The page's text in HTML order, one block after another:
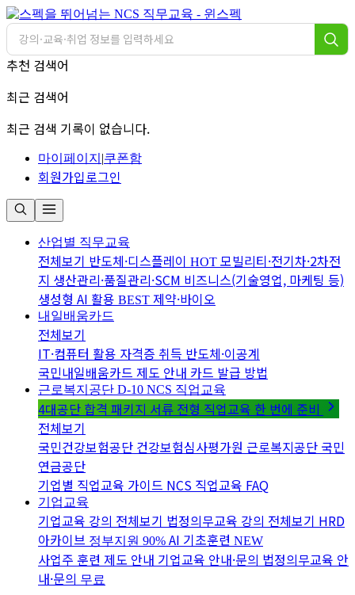
추천 검색어
최근 검색어
최근 검색 기록이 없습니다.
마이페이지 |쿠폰함
회원가입로그인
산업별 직무교육
전체보기 반도체·디스플레이 HOT 모빌리티·전기차·2차전
지 생산관리·품질관리·SCM 비즈니스(기술영업, 마케팅 등)
생성형 AI 활용 BEST 제약·바이오
내일배움카드
전체보기
IT·컴퓨터 활용 자격증 취득 반도체·이공계
국민내일배움카드 제도 안내 카드 발급 방법
근로복지공단 D-10 NCS 직업교육
4대공단 합격 패키지 서류 전형 직업교육 한 번에 준비
전체보기
국민건강보험공단 건강보험심사평가원 근로복지공단 국민
연금공단
기업별 직업교육 가이드 NCS 직업교육 FAQ
기업교육
기업교육 강의 전체보기 법정의무교육 강의 전체보기 HRD
아카이브 정부지원 90% AI 기초훈련 NEW
사업주 훈련 제도 안내 기업교육 안내·문의 법정의무교육 안
내·문의 무료